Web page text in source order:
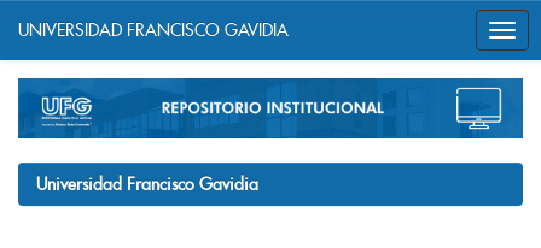
navigation
UNIVERSIDAD FRANCISCO GAVIDIA
Universidad Francisco Gavidia